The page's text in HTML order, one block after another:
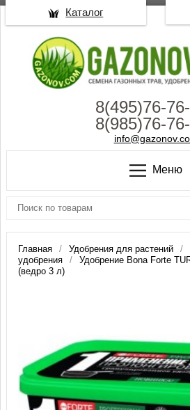
8(495)76-
8(985)76-
Меню
Главная Удобрения для растений
удобрения
Удобрение Bona Forte
(ведро 3 л)
Каталог